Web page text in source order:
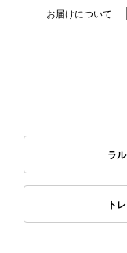
お届けについて
ラ
ト